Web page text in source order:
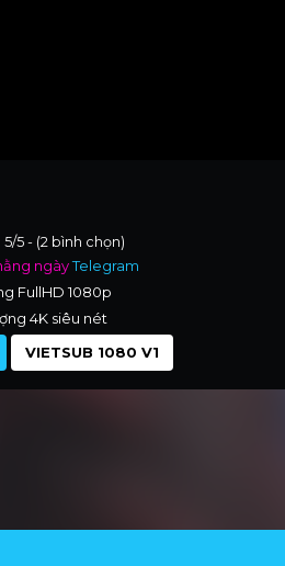
5/5 - (2 bình chọn)
ngàyTelegram
FullHD 1080p
4K siêu nét
VIETSUB 1080 V1